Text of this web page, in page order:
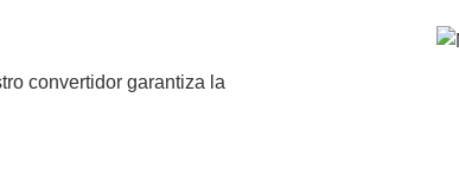
convertidor garantiza la